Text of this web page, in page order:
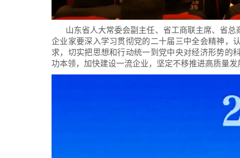
山东省人大常委会副主任、省工商联主席、省
企业家要深入学习贯彻党的二十届三中全会精神，
求，切实把思想和行动统一到党中央对经济形势的
功本领，加快建设一流企业，坚定不移推进高质量发